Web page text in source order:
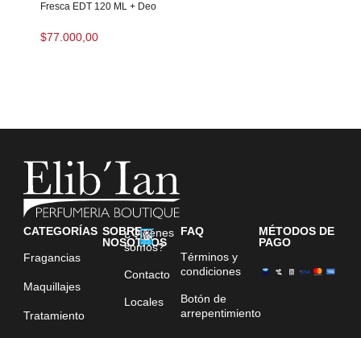
Fresca EDT 120 ML + Deo
$77.000,00
CATEGORÍAS
Fragancias
Maquillajes
Tratamiento
SOBRE
NOSOTROS
¿Quiénes
somos?
Contacto
Locales
FAQ
Términos y
condiciones
Botón de
arrepentimiento
MÉTODOS DE
PAGO